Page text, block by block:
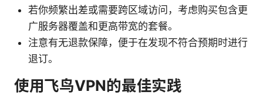
若你频繁出差或需要跨区域访问，考虑购买包含更
广服务器覆盖和更高带宽的套餐。
注意有无退款保障，便于在发现不符合预期时进行
退订。
使用飞鸟VPN的最佳实践